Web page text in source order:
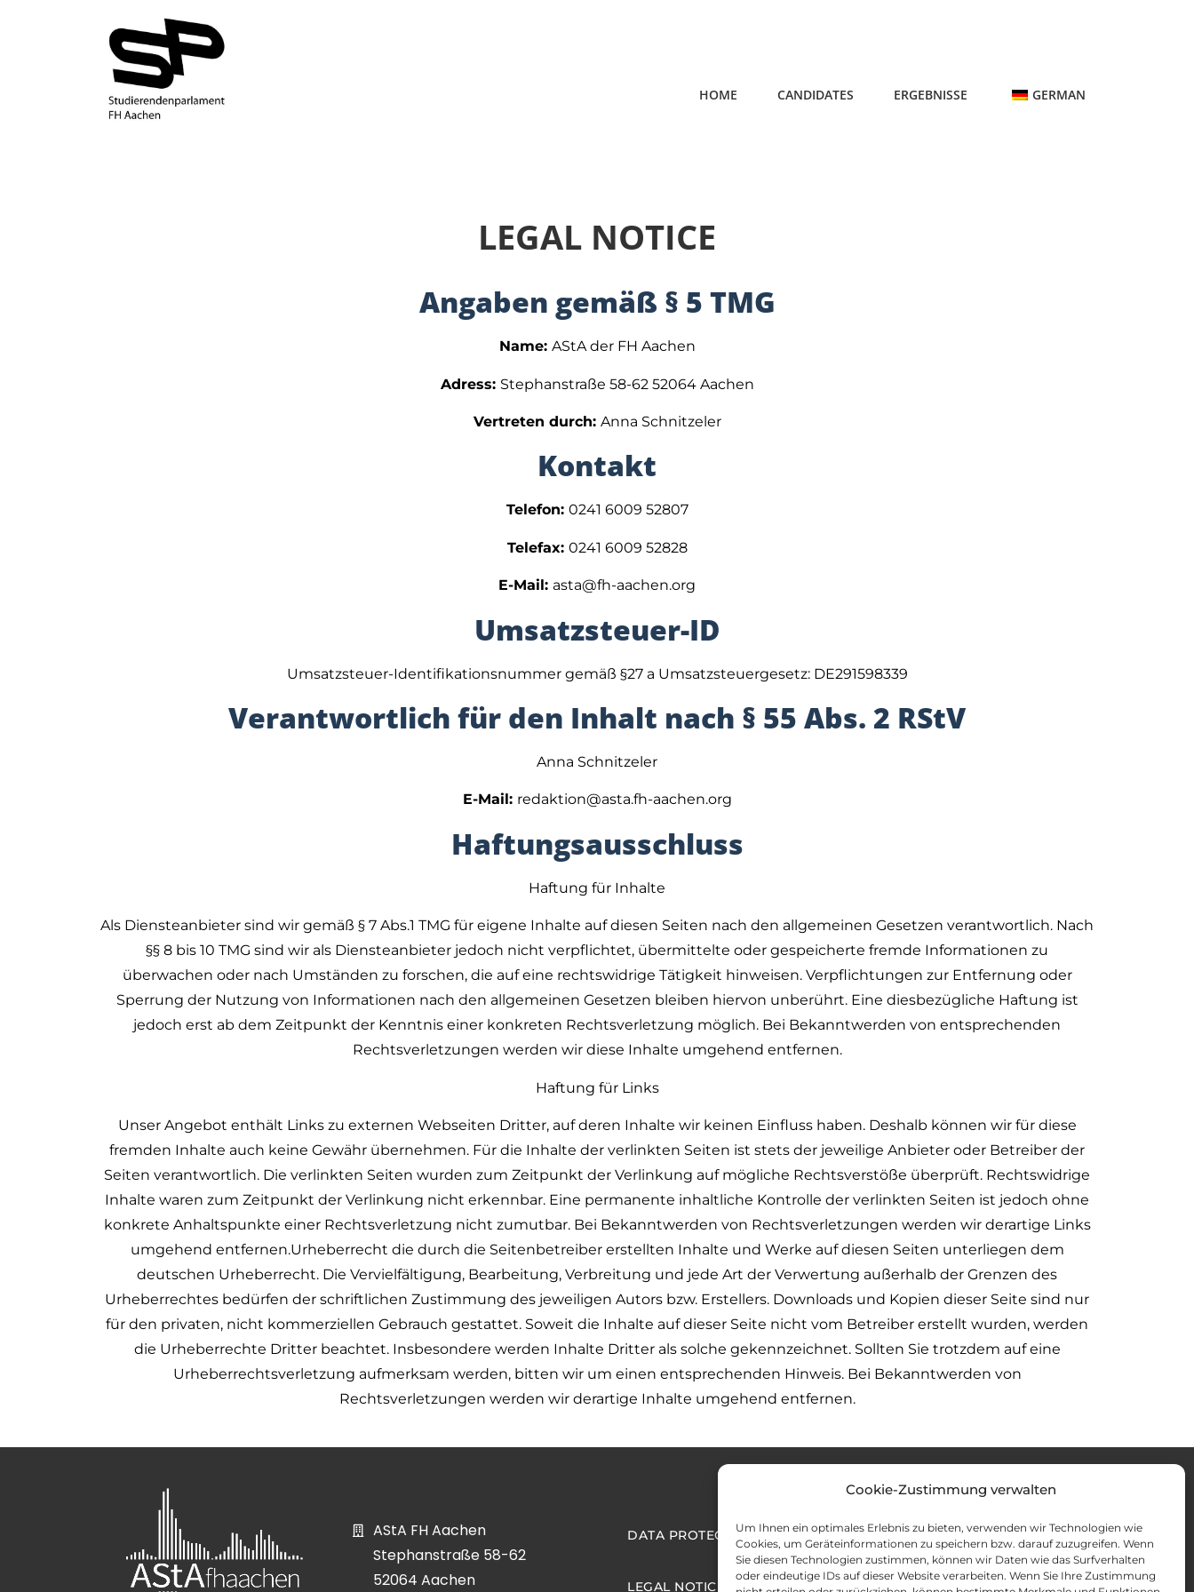
Cookie-Zustimmung verwalten
Um Ihnen ein optimales Erlebnis zu bieten, verwenden wir Technologien wie
Cookies, um Geräteinformationen zu speichern bzw. darauf zuzugreifen. Wenn
Sie diesen Technologien zustimmen, können wir Daten wie das Surfverhalten
oder eindeutige IDs auf dieser Website verarbeiten. Wenn Sie Ihre Zustimmung
HOME CANDIDATES ERGEBNISSE GERMAN
LEGAL NOTICE
Angaben gemäß § 5 TMG
Name: AStA der FH Aachen
Adress: Stephanstraße 58-62 52064 Aachen
Vertreten durch: Anna Schnitzeler
Kontakt
Telefon: 0241 6009 52807
Telefax: 0241 6009 52828
E-Mail: asta@fh-aachen.org
Umsatzsteuer-ID
Umsatzsteuer-Identifikationsnummer gemäß §27 a Umsatzsteuergesetz: DE291598339
Verantwortlich für den Inhalt nach § 55 Abs. 2 RStV
Anna Schnitzeler
E-Mail: redaktion@asta.fh-aachen.org
Haftungsausschluss
Haftung für Inhalte
Als Diensteanbieter sind wir gemäß § 7 Abs.1 TMG für eigene Inhalte auf diesen Seiten nach den allgemeinen Gesetzen verantwortlich. Nach
§§ 8 bis 10 TMG sind wir als Diensteanbieter jedoch nicht verpflichtet, übermittelte oder gespeicherte fremde Informationen zu
überwachen oder nach Umständen zu forschen, die auf eine rechtswidrige Tätigkeit hinweisen. Verpflichtungen zur Entfernung oder
Sperrung der Nutzung von Informationen nach den allgemeinen Gesetzen bleiben hiervon unberührt. Eine diesbezügliche Haftung ist
jedoch erst ab dem Zeitpunkt der Kenntnis einer konkreten Rechtsverletzung möglich. Bei Bekanntwerden von entsprechenden
Rechtsverletzungen werden wir diese Inhalte umgehend entfernen.
Haftung für Links
Unser Angebot enthält Links zu externen Webseiten Dritter, auf deren Inhalte wir keinen Einfluss haben. Deshalb können wir für diese
fremden Inhalte auch keine Gewähr übernehmen. Für die Inhalte der verlinkten Seiten ist stets der jeweilige Anbieter oder Betreiber der
Seiten verantwortlich. Die verlinkten Seiten wurden zum Zeitpunkt der Verlinkung auf mögliche Rechtsverstöße überprüft. Rechtswidrige
Inhalte waren zum Zeitpunkt der Verlinkung nicht erkennbar. Eine permanente inhaltliche Kontrolle der verlinkten Seiten ist jedoch ohne
konkrete Anhaltspunkte einer Rechtsverletzung nicht zumutbar. Bei Bekanntwerden von Rechtsverletzungen werden wir derartige Links
umgehend entfernen.Urheberrecht die durch die Seitenbetreiber erstellten Inhalte und Werke auf diesen Seiten unterliegen dem
deutschen Urheberrecht. Die Vervielfältigung, Bearbeitung, Verbreitung und jede Art der Verwertung außerhalb der Grenzen des
Urheberrechtes bedürfen der schriftlichen Zustimmung des jeweiligen Autors bzw. Erstellers. Downloads und Kopien dieser Seite sind nur
für den privaten, nicht kommerziellen Gebrauch gestattet. Soweit die Inhalte auf dieser Seite nicht vom Betreiber erstellt wurden, werden
die Urheberrechte Dritter beachtet. Insbesondere werden Inhalte Dritter als solche gekennzeichnet. Sollten Sie trotzdem auf eine
Urheberrechtsverletzung aufmerksam werden, bitten wir um einen entsprechenden Hinweis. Bei Bekanntwerden von
Rechtsverletzungen werden wir derartige Inhalte umgehend entfernen.
AStA FH Aachen
Stephanstraße 58-62
52064 Aachen
DATA PROTECTION
LEGAL NOTICE
© 2024 AStA FH Aachen